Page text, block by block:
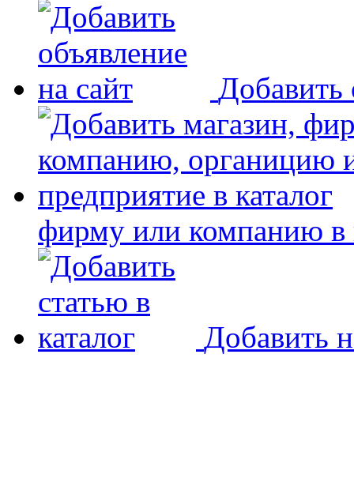
Добавить
фирму или компанию в
Добавить